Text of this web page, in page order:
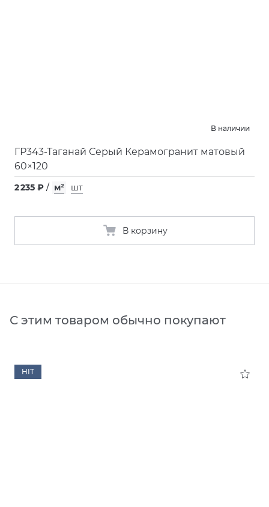
В наличии
ГР343-Таганай Серый Керамогранит матовый
60×120
2 235 ₽ / м² шт
В корзину
С этим товаром обычно покупают
HIT